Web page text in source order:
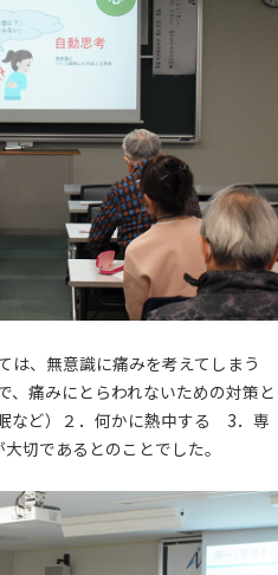
は、無意識に痛みを考えてしまう
、痛みにとらわれないための対策と
など）２．何かに熱中する 3．専
切であるとのことでした。